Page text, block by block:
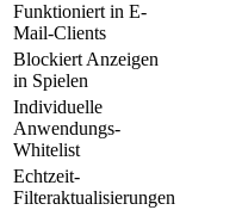
Funktioniert in E-
Mail-Clients
Blockiert Anzeigen
in Spielen
Individuelle
Anwendungs-
Whitelist
Echtzeit-
Filteraktualisierungen